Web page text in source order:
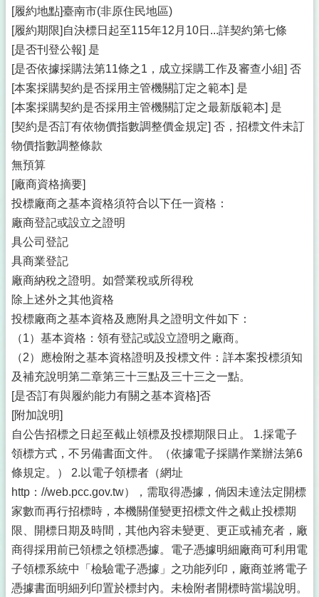
[履約地點]臺南市(非原住民地區)
[履約期限]自決標日起至115年12月10日...詳契約第七條
[是否刊登公報] 是
[是否依據採購法第11條之1，成立採購工作及審查小組] 否
[本案採購契約是否採用主管機關訂定之範本] 是
[本案採購契約是否採用主管機關訂定之最新版範本] 是
[契約是否訂有依物價指數調整價金規定] 否，招標文件未訂
物價指數調整條款
無預算
[廠商資格摘要]
投標廠商之基本資格須符合以下任一資格：
廠商登記或設立之證明
具公司登記
具商業登記
廠商納稅之證明。如營業稅或所得稅
除上述外之其他資格
投標廠商之基本資格及應附具之證明文件如下：
（1）基本資格：領有登記或設立證明之廠商。
（2）應檢附之基本資格證明及投標文件：詳本案投標須知
及補充說明第二章第三十三點及三十三之一點。
[是否訂有與履約能力有關之基本資格]否
[附加說明]
自公告招標之日起至截止領標及投標期限日止。 1.採電子
領標方式，不另備書面文件。（依據電子採購作業辦法第6
條規定。） 2.以電子領標者（網址
http：//web.pcc.gov.tw），需取得憑據，倘因未達法定開標
家數而再行招標時，本機關僅變更招標文件之截止投標期
限、開標日期及時間，其他內容未變更、更正或補充者，廠
商得採用前已領標之領標憑據。電子憑據明細廠商可利用電
子領標系統中「檢驗電子憑據」之功能列印，廠商並將電子
憑據書面明細列印置於標封內。未檢附者開標時當場說明。